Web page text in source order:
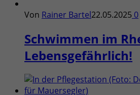
Von Rainer Bartel22.05.2025 0
Schwimmen im
Lebensgefährlich!